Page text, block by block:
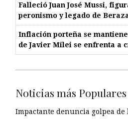
Falleció Juan José Mussi,
peronismo y legado de
Inflación porteña se
de Javier Milei se enfrenta a
Noticias más Populares
Impactante denuncia golpea de